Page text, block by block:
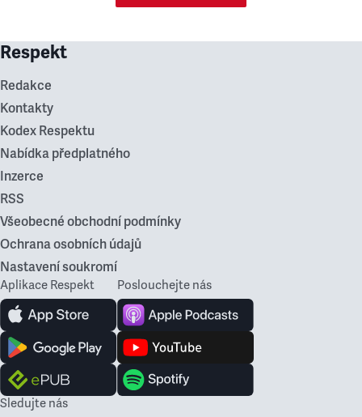
Respekt
Redakce
Kontakty
Kodex Respektu
Nabídka předplatného
Inzerce
RSS
Všeobecné obchodní podmínky
Ochrana osobních údajů
Nastavení soukromí
Aplikace Respekt Poslouchejte nás
Sledujte nás